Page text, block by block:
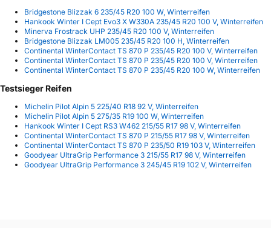
Bridgestone Blizzak 6 235/45 R20 100 W, Winterreifen
Hankook Winter I Cept Evo3 X W330A 235/45 R20 100 V, Winterreifen
Minerva Frostrack UHP 235/45 R20 100 V, Winterreifen
Bridgestone Blizzak LM005 235/45 R20 100 H, Winterreifen
Continental WinterContact TS 870 P 235/45 R20 100 V, Winterreifen
Continental WinterContact TS 870 P 235/45 R20 100 V, Winterreifen
Continental WinterContact TS 870 P 235/45 R20 100 W, Winterreifen
Testsieger Reifen
Michelin Pilot Alpin 5 225/40 R18 92 V, Winterreifen
Michelin Pilot Alpin 5 275/35 R19 100 W, Winterreifen
Hankook Winter I Cept RS3 W462 215/55 R17 98 V, Winterreifen
Continental WinterContact TS 870 P 215/55 R17 98 V, Winterreifen
Continental WinterContact TS 870 P 235/50 R19 103 V, Winterreifen
Goodyear UltraGrip Performance 3 215/55 R17 98 V, Winterreifen
Goodyear UltraGrip Performance 3 245/45 R19 102 V, Winterreifen